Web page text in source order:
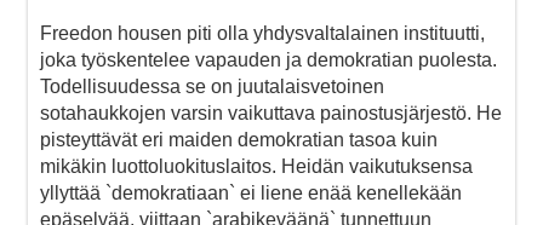
Freedon housen piti olla yhdysvaltalainen instituutti,
joka työskentelee vapauden ja demokratian puolesta.
Todellisuudessa se on juutalaisvetoinen
sotahaukkojen varsin vaikuttava painostusjärjestö. He
pisteyttävät eri maiden demokratian tasoa kuin
mikäkin luottoluokituslaitos. Heidän vaikutuksensa
yllyttää `demokratiaan` ei liene enää kenellekään
epäselvää, viittaan `arabikeväänä` tunnettuun